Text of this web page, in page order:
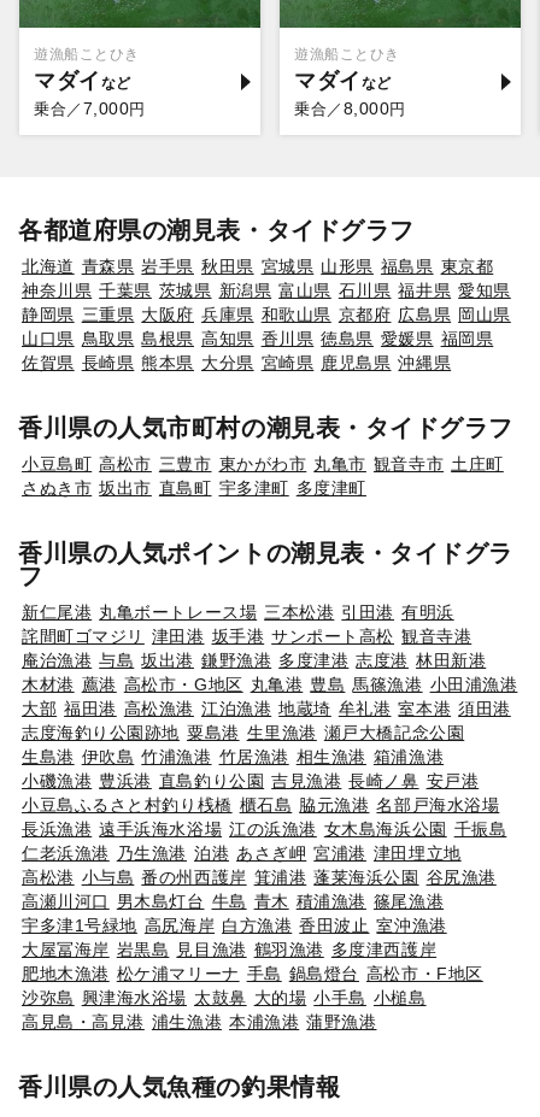
遊漁船ことひき
マダイ
乗合／ 7,000円
遊漁船ことひき
マダイ
乗合／ 8,000円
各都道府県の潮見表・タイドグラフ
北海道 青森県 岩手県 秋田県 宮城県 山形県 福島県 東京都
神奈川県 千葉県 茨城県 新潟県 富山県 石川県 福井県 愛知県
静岡県 三重県 大阪府 兵庫県 和歌山県 京都府 広島県 岡山県
山口県 鳥取県 島根県 高知県 香川県 徳島県 愛媛県 福岡県
佐賀県 長崎県 熊本県 大分県 宮崎県 鹿児島県 沖縄県
香川県の人気市町村の潮見表・タイドグラフ
小豆島町 高松市 三豊市 東かがわ市 丸亀市 観音寺市 土庄町
さぬき市 坂出市 直島町 宇多津町 多度津町
香川県の人気ポイントの潮見表・タイドグラ
フ
新仁尾港 丸亀ボートレース場 三本松港 引田港 有明浜
詫間町ゴマジリ
津田港 坂手港 サンポート高松 観音寺港
庵治漁港 与島 坂出港 鎌野漁港 多度津港 志度港 林田新港
木材港 薦港 高松市・G地区 丸亀港 豊島 馬篠漁港 小田浦漁港
大部 福田港 高松漁港 江泊漁港 地蔵埼 牟礼港 室本港 須田港
志度海釣り公園跡地 粟島港 生里漁港 瀬戸大橋記念公園
生島港 伊吹島 竹浦漁港 竹居漁港 相生漁港 箱浦漁港
小磯漁港 豊浜港 直島釣り公園 吉見漁港 長崎ノ鼻 安戸港
小豆島ふるさと村釣り桟橋 櫃石島 脇元漁港 名部戸海水浴場
長浜漁港 遠手浜海水浴場 江の浜漁港 女木島海浜公園 千振島
仁老浜漁港 乃生漁港 泊港 あさぎ岬 宮浦港 津田埋立地
高松港 小与島 番の州西護岸 箕浦港 蓬莱海浜公園 谷尻漁港
高瀬川河口
男木島灯台 牛島 青木 積浦漁港 篠尾漁港
宇多津1号緑地 高尻海岸 白方漁港 香田波止 室沖漁港
大屋冨海岸 岩黒島 見目漁港 鶴羽漁港 多度津西護岸
肥地木漁港 松ケ浦マリーナ 手島 鍋島燈台 高松市・F地区
沙弥島 興津海水浴場 太鼓鼻 大的場 小手島 小槌島
高見島・高見港 浦生漁港 本浦漁港 蒲野漁港
香川県の人気魚種の釣果情報